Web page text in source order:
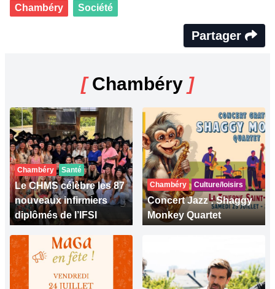
Chambéry Société
Partager
[Chambéry ]
Chambéry Santé
Le CHMS célèbre les 87
nouveaux infirmiers
diplômés de l’IFSI
Chambéry Culture/loisirs
Concert Jazz : Shaggy
Monkey Quartet